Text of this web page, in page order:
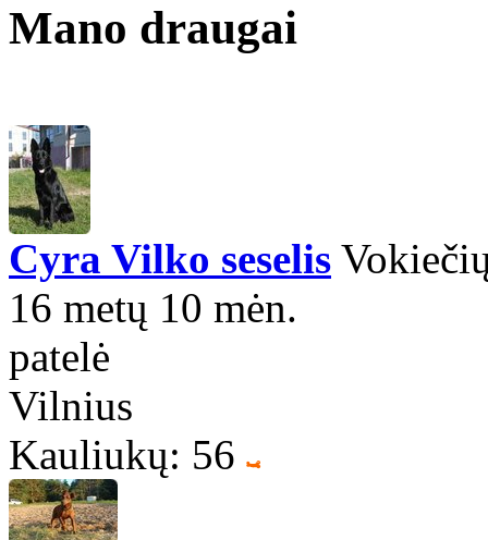
Mano draugai
Cyra Vilko seselis
16 metų 10 mėn.
patelė
Vilnius
Kauliukų: 56